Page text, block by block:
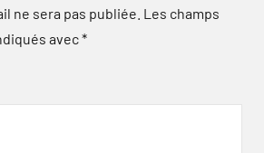
ne sera pas publiée. Les champs
avec*